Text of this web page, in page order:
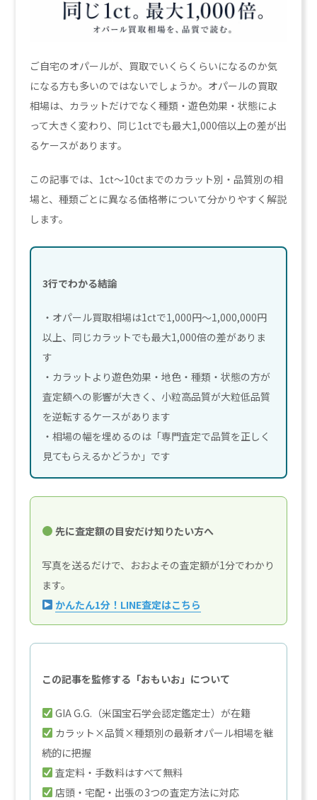
ご自宅のオパールが、買取でいくらくらいになるのか気
になる方も多いのではないでしょうか。オパールの買取
相場は、カラットだけでなく種類・遊色効果・状態によ
って大きく変わり、同じ1ctでも最大1,000倍以上の差が出
るケースがあります。
この記事では、1ct〜10ctまでのカラット別・品質別の相
場と、種類ごとに異なる価格帯について分かりやすく解説
します。
3行でわかる結論
・オパール買取相場は1ctで1,000円〜1,000,000円
以上、同じカラットでも最大1,000倍の差がありま
す
・カラットより遊色効果・地色・種類・状態の方が
査定額への影響が大きく、小粒高品質が大粒低品質
を逆転するケースがあります
・相場の幅を埋めるのは「専門査定で品質を正しく
見てもらえるかどうか」です
先に査定額の目安だけ知りたい方へ
写真を送るだけで、おおよその査定額が1分でわかり
ます。
かんたん1分！LINE査定はこちら
この記事を監修する「おもいお」について
GIA G.G.（米国宝石学会認定鑑定士）が在籍
カラット×品質×種類別の最新オパール相場を継
続的に把握
査定料・手数料はすべて無料
店頭・宅配・出張の3つの査定方法に対応